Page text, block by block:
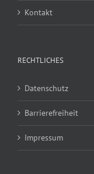
Kontakt
RECHTLICHES
Datenschutz
Barrierefreiheit
Impressum